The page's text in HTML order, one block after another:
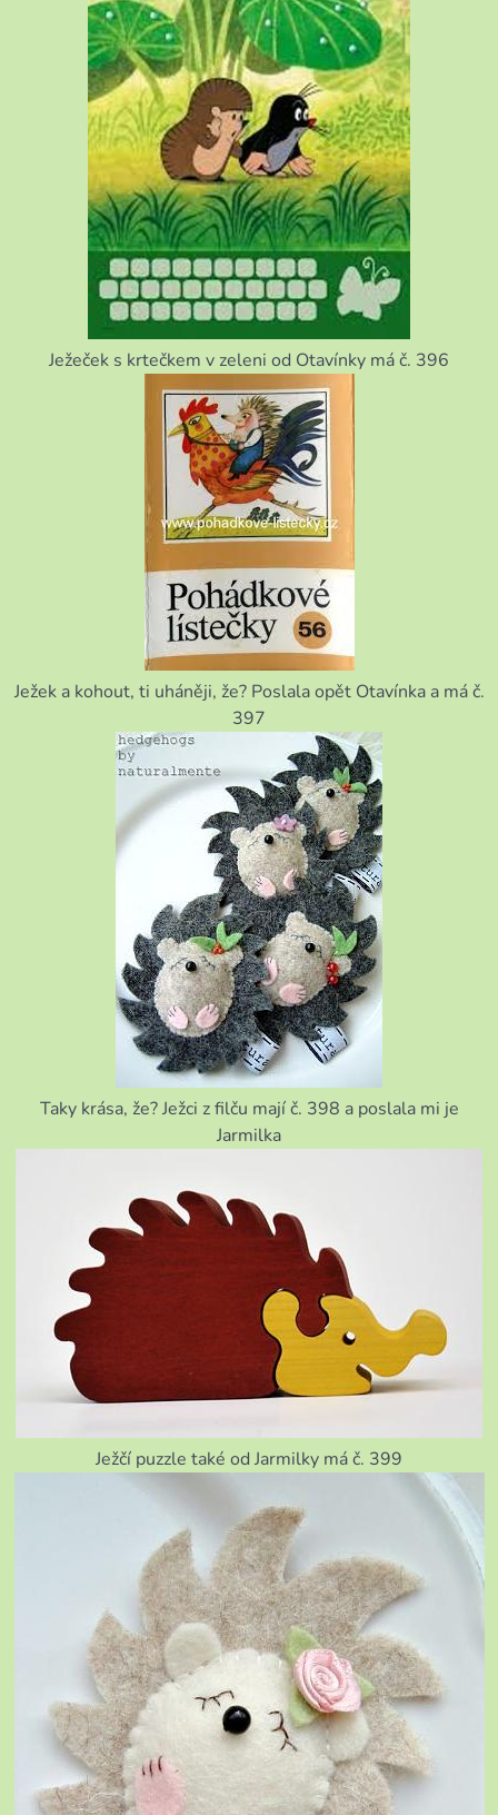
Ježeček s krtečkem v zeleni od Otavínky má č. 396
Ježek a kohout, ti uháněji, že? Poslala opět Otavínka a má č.
397
Taky krása, že? Ježci z filču mají č. 398 a poslala mi je
Jarmilka
Ježčí puzzle také od Jarmilky má č. 399